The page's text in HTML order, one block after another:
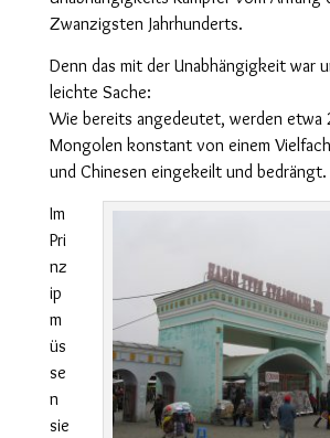
Zwanzigsten Jahrhunderts.
Denn das mit der Unabhängigkeit war
leichte Sache:
Wie bereits angedeutet, werden etwa
Mongolen konstant von einem
und Chinesen eingekeilt und bedrängt.
Im
Pri
nz
ip
m
üs
se
n
sie